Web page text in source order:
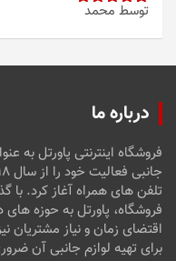
امتیاز5از
توسط محمد
درباره ما
فروشگاه اینترنتی پاورتل
تلفن های همراه آغاز کرد.
فروشگاه، پاورتل به حوزه
اقتضای زمان و نیاز
برای تهیه لوازم جانبی آن